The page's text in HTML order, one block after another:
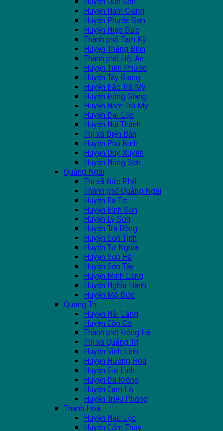
Huyện Nam Giang
Huyện Phước Sơn
Huyện Hiệp Đức
Thành phố Tam Kỳ
Huyện Thăng Bình
Thành phố Hội An
Huyện Tiên Phước
Huyện Tây Giang
Huyện Bắc Trà My
Huyện Đông Giang
Huyện Nam Trà My
Huyện Đại Lộc
Huyện Núi Thành
Thị xã Điện Bàn
Huyện Phú Ninh
Huyện Duy Xuyên
Huyện Nông Sơn
Quảng Ngãi
Thị xã Đức Phổ
Thành phố Quảng Ngãi
Huyện Ba Tơ
Huyện Bình Sơn
Huyện Lý Sơn
Huyện Trà Bồng
Huyện Sơn Tịnh
Huyện Tư Nghĩa
Huyện Sơn Hà
Huyện Sơn Tây
Huyện Minh Long
Huyện Nghĩa Hành
Huyện Mộ Đức
Quảng Trị
Huyện Hải Lăng
Huyện Cồn Cỏ
Thành phố Đông Hà
Thị xã Quảng Trị
Huyện Vĩnh Linh
Huyện Hướng Hóa
Huyện Gio Linh
Huyện Đa Krông
Huyện Cam Lộ
Huyện Triệu Phong
Thanh Hoá
Huyện Hậu Lộc
Huyện Cẩm Thủy